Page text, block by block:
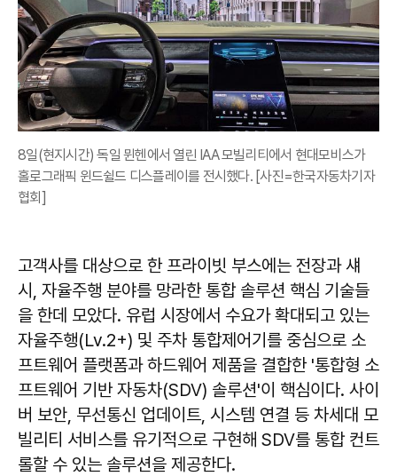
8일(현지시간) 독일 뮌헨에서 열린 IAA 모빌리티에서 현대모비스가
홀로그래픽 윈드쉴드 디스플레이를 전시했다. [사진=한국자동차기자
협회]
고객사를 대상으로 한 프라이빗 부스에는 전장과 섀
시, 자율주행 분야를 망라한 통합 솔루션 핵심 기술들
을 한데 모았다. 유럽 시장에서 수요가 확대되고 있는
자율주행(Lv.2+) 및 주차 통합제어기를 중심으로 소
프트웨어 플랫폼과 하드웨어 제품을 결합한 '통합형 소
프트웨어 기반 자동차(SDV) 솔루션'이 핵심이다. 사이
버 보안, 무선통신 업데이트, 시스템 연결 등 차세대 모
빌리티 서비스를 유기적으로 구현해 SDV를 통합 컨트
롤할 수 있는 솔루션을 제공한다.